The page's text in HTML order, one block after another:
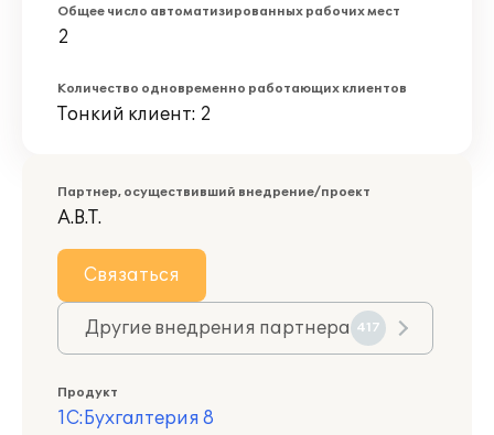
Общее число автоматизированных рабочих мест
2
Количество одновременно работающих клиентов
Тонкий клиент: 2
Партнер, осуществивший внедрение/проект
А.В.Т.
Связаться
Другие внедрения партнера 417
Продукт
1С:Бухгалтерия 8